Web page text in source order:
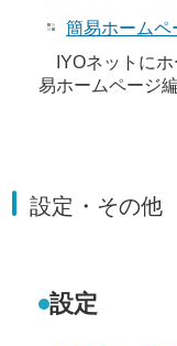
簡易ホームペ
IYOネットにホ
易ホームページ
設定・その他
設定